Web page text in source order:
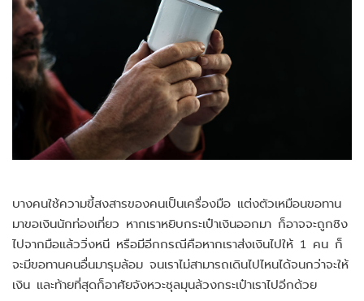
บางคนใช้ความขี้สงสารของคนเป็นเครื่องมือ แต่งตัวเหมือนขอทาน
มาขอเงินนักท่องเที่ยว หากเราหยิบกระเป๋าเงินออกมา ก็อาจจะถูกชิง
ไปจากมือแล้ววิ่งหนี หรือมีอีกกรณีคือหากเราส่งเงินไปให้ 1 คน ก็
จะมีขอทานคนอื่นมารุมล้อม จนเราไม่สามารถเดินไปไหนได้จนกว่าจะให้
เงิน และท้ายที่สุดก็อาศัยจังหวะชุลมุนล้วงกระเป๋าเราไปอีกด้วย